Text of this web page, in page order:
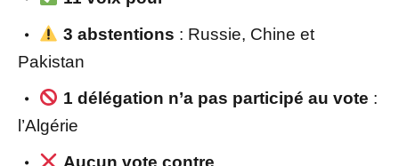
3 abstentions : Russie, Chine et
Pakistan
1 délégation n’a pas participé au vote :
l’Algérie
Aucun vote contre